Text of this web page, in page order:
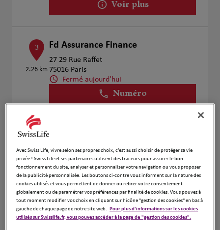
Voir plus
3
2.26 km
Fd Assurance Finance
27 29 Rue Raffet
75016 Paris
Fermé aujourd'hui
Numéro
4
2.89 km
Mickael Ouaknine
5 quai marcel Dassault
92150 Suresnes
Fermé aujourd'hui
Numéro
Voir plus
Avec Swiss Life, vivre selon ses propres choix, c’est aussi choisir de protéger sa vie
privée ! Swiss Life et ses partenaires utilisent des traceurs pour assurer le bon
fonctionnement du site, analyser et personnaliser votre navigation ou vous proposer
de la publicité personnalisée. Les boutons ci-contre vous informent sur la nature des
cookies utilisés et vous permettent de donner ou retirer votre consentement
globalement ou de paramétrer vos préférences par finalité de cookies. Vous pouvez à
tout moment modifier vos choix en cliquant sur l’icône "gestion des cookies" en bas à
gauche de chaque page de notre site web.
Pour plus d'informations sur les cookies
utilisés sur Swisslife.fr, vous pouvez accéder à la page de "gestion des cookies".